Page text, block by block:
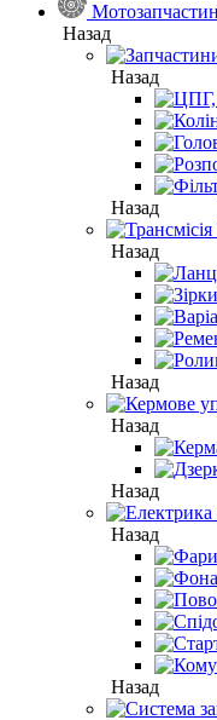
Назад
Назад
Назад
Назад
Назад
Назад
Назад
Назад
Назад